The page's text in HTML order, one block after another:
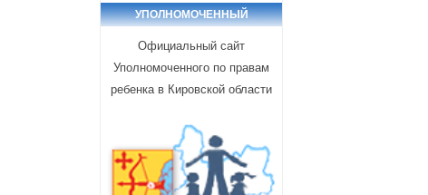
УПОЛНОМОЧЕННЫЙ
Официальный сайт
Уполномоченного по правам
ребенка в Кировской области